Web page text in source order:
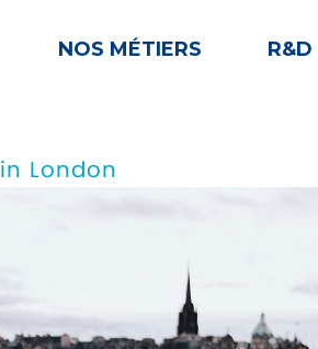
NOS MÉTIERS R&D
London